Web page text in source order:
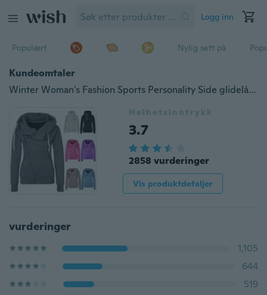
Logg inn
Populært Nylig sett på
Kundeomtaler
Winter Woman's Fashion Sports Personality Side glidelås Hettegenser Sweat Coloured Sweater Coat S-5XL
Helhetsinntrykk
3.7
2858 vurderinger
Vis produktdetaljer
vurderinger
1,105
644
519